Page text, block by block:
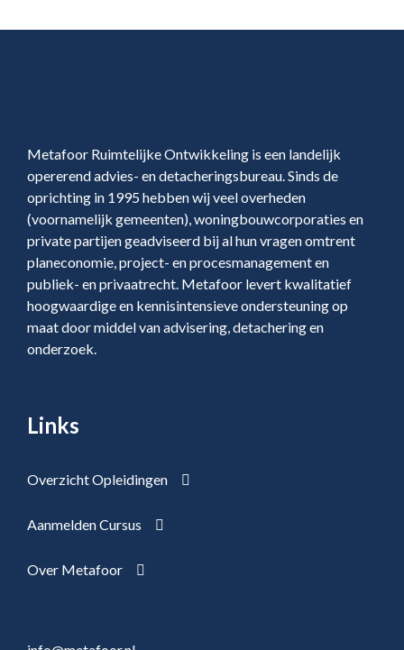
Metafoor Ruimtelijke Ontwikkeling is een landelijk
opererend advies- en detacheringsbureau. Sinds de
oprichting in 1995 hebben wij veel overheden
(voornamelijk gemeenten), woningbouwcorporaties en
private partijen geadviseerd bij al hun vragen omtrent
planeconomie, project- en procesmanagement en
publiek- en privaatrecht. Metafoor levert kwalitatief
hoogwaardige en kennisintensieve ondersteuning op
maat door middel van advisering, detachering en
onderzoek.
Links
Overzicht Opleidingen
Aanmelden Cursus
Over Metafoor